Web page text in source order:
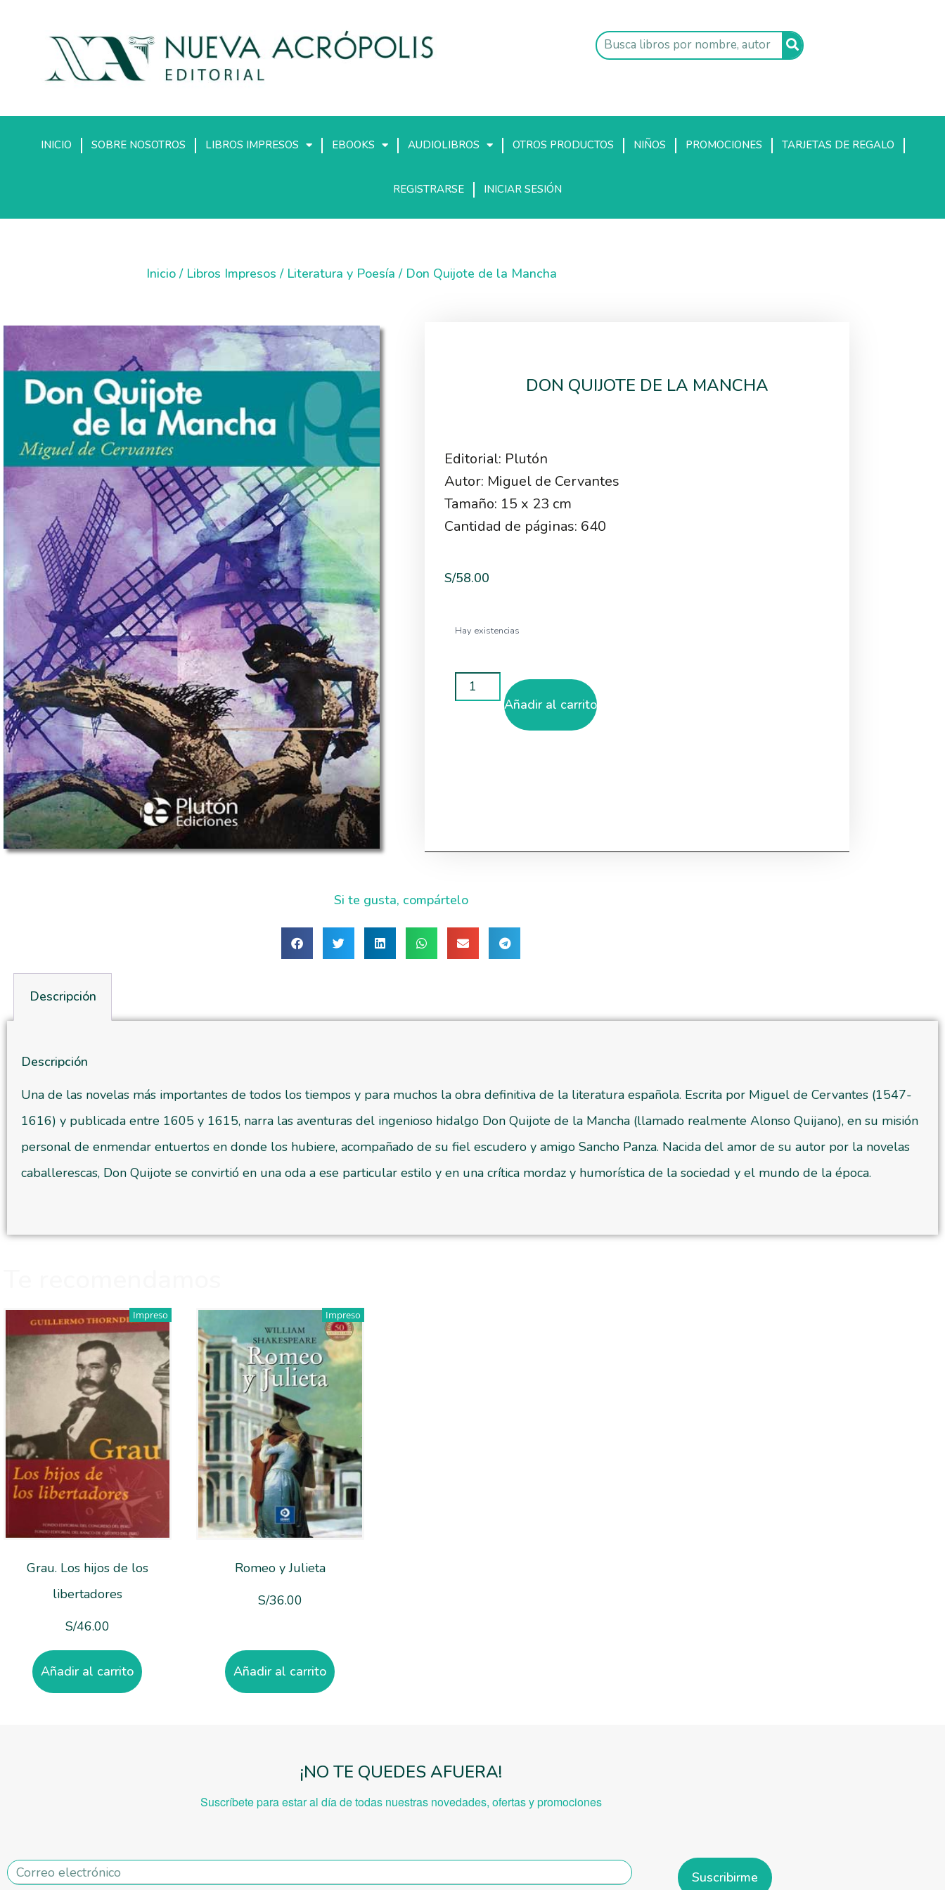
INICIO SOBRE NOSOTROS LIBROS IMPRESOS EBOOKS AUDIOLIBROS OTROS PRODUCTOS NIÑOS PROMOCIONES TARJETAS DE REGALO
REGISTRARSE INICIAR SESIÓN
Inicio/ Libros Impresos / Literatura y Poesía / Don Quijote de la Mancha
DON QUIJOTE DE LA MANCHA
Editorial: Plutón
Autor: Miguel de Cervantes
Tamaño: 15 x 23 cm
Cantidad de páginas: 640
S/58.00
Hay existencias
Añadir al carrito
Si te gusta, compártelo
Descripción
Descripción
Una de las novelas más importantes de todos los tiempos y para muchos la obra definitiva de la literatura española. Escrita por Miguel de Cervantes (1547-
1616) y publicada entre 1605 y 1615, narra las aventuras del ingenioso hidalgo Don Quijote de la Mancha (llamado realmente Alonso Quijano), en su misión
personal de enmendar entuertos en donde los hubiere, acompañado de su fiel escudero y amigo Sancho Panza. Nacida del amor de su autor por la novelas
caballerescas, Don Quijote se convirtió en una oda a ese particular estilo y en una crítica mordaz y humorística de la sociedad y el mundo de la época.
Impreso
Grau. Los hijos de los
libertadores
S/46.00
Añadir al carrito
Impreso
Romeo y Julieta
S/36.00
Añadir al carrito
¡NO TE QUEDES AFUERA!
Suscríbete para estar al día de todas nuestras novedades, ofertas y promociones
Suscribirme